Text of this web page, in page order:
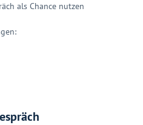
als Chance nutzen